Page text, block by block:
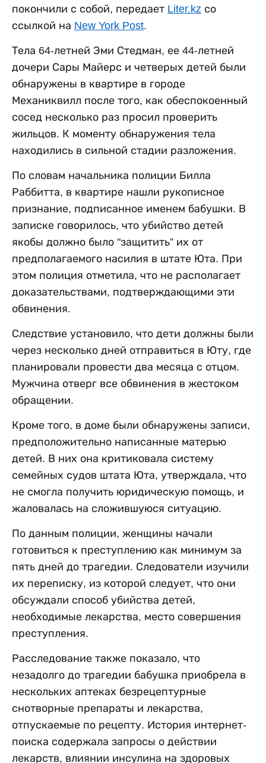
покончили с собой, передает Liter.kz со
ссылкой на New York Post.
Тела 64-летней Эми Стедман, ее 44-летней
дочери Сары Майерс и четверых детей были
обнаружены в квартире в городе
Механиквилл после того, как обеспокоенный
сосед несколько раз просил проверить
жильцов. К моменту обнаружения тела
находились в сильной стадии разложения.
По словам начальника полиции Билла
Раббитта, в квартире нашли рукописное
признание, подписанное именем бабушки. В
записке говорилось, что убийство детей
якобы должно было "защитить” их от
предполагаемого насилия в штате Юта. При
этом полиция отметила, что не располагает
доказательствами, подтверждающими эти
обвинения.
Следствие установило, что дети должны были
через несколько дней отправиться в Юту, где
планировали провести два месяца с отцом.
Мужчина отверг все обвинения в жестоком
обращении.
Кроме того, в доме были обнаружены записи,
предположительно написанные матерью
детей. В них она критиковала систему
семейных судов штата Юта, утверждала, что
не смогла получить юридическую помощь, и
жаловалась на сложившуюся ситуацию.
По данным полиции, женщины начали
готовиться к преступлению как минимум за
пять дней до трагедии. Следователи изучили
их переписку, из которой следует, что они
обсуждали способ убийства детей,
необходимые лекарства, место совершения
преступления.
Расследование также показало, что
незадолго до трагедии бабушка приобрела в
нескольких аптеках безрецептурные
снотворные препараты и лекарства,
отпускаемые по рецепту. История интернет-
поиска содержала запросы о действии
лекарств, влиянии инсулина на здоровых